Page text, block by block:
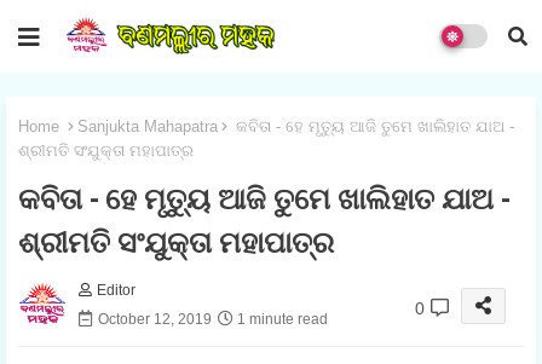
Home Sanjukta Mahapatra
କବିତା - ହେ ମୃତ୍ୟୁ ଆଜି ତୁମେ ଖାଲିହାତ ଯାଅ -
ଶ୍ରୀମତି ସଂଯୁକ୍ତା ମହାପାତ୍ର
କବିତା - ହେ ମୃତ୍ୟୁ ଆଜି ତୁମେ ଖାଲିହାତ ଯାଅ -
ଶ୍ରୀମତି ସଂଯୁକ୍ତା ମହାପାତ୍ର
Editor
October 12, 2019
1 minute read
0